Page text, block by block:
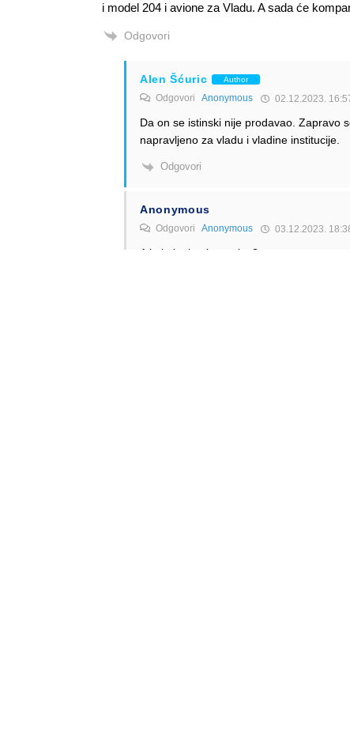
i model 204 i avione za Vladu. A sada će
Odgovori
Alen Šćuric Author
Odgovori Anonymous 02.12.2023.
Da on se istinski nije prodavao. Zapravo
napravljeno za vladu i vladine institucije.
Odgovori
Anonymous
Odgovori Anonymous 03.12.2023.
A koja im je alternativa?